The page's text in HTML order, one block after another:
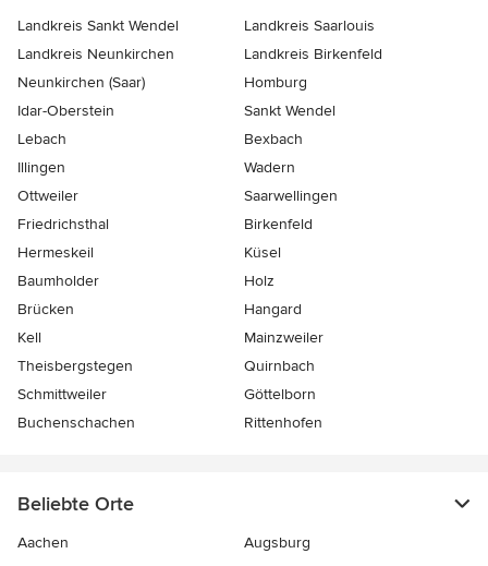
Landkreis Sankt Wendel
Landkreis Saarlouis
Landkreis Neunkirchen
Landkreis Birkenfeld
Neunkirchen (Saar)
Homburg
Idar-Oberstein
Sankt Wendel
Lebach
Bexbach
Illingen
Wadern
Ottweiler
Saarwellingen
Friedrichsthal
Birkenfeld
Hermeskeil
Küsel
Baumholder
Holz
Brücken
Hangard
Kell
Mainzweiler
Theisbergstegen
Quirnbach
Schmittweiler
Göttelborn
Buchenschachen
Rittenhofen
Beliebte Orte
Aachen
Augsburg